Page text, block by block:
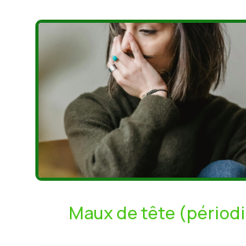
Maux de tête